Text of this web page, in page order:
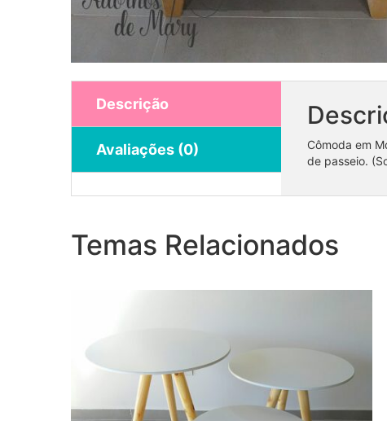
Descrição
Avaliações (0)
Cômoda em
de passeio.
Temas Relacionados